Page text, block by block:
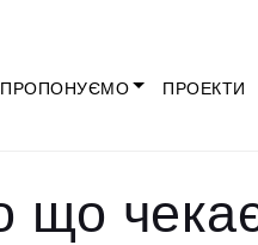
ПРОЕКТИ
що